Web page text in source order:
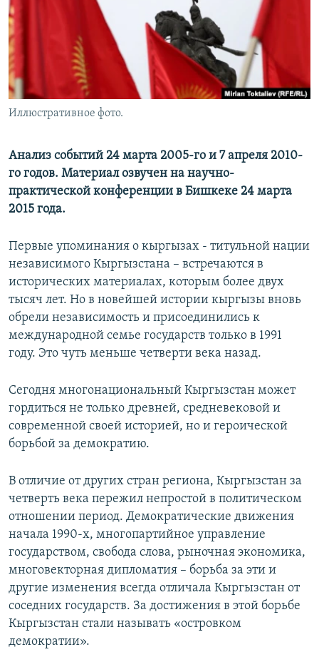
Иллюстративное фото.
Анализ событий 24 марта 2005-го и 7 апреля 2010-
го годов. Материал озвучен на научно-
практической конференции в Бишкеке 24 марта
2015 года.
Первые упоминания о кыргызах - титульной нации
независимого Кыргызстана – встречаются в
исторических материалах, которым более двух
тысяч лет. Но в новейшей истории кыргызы вновь
обрели независимость и присоединились к
международной семье государств только в 1991
году. Это чуть меньше четверти века назад.
Сегодня многонациональный Кыргызстан может
гордиться не только древней, средневековой и
современной своей историей, но и героической
борьбой за демократию.
В отличие от других стран региона, Кыргызстан за
четверть века пережил непростой в политическом
отношении период. Демократические движения
начала 1990-х, многопартийное управление
государством, свобода слова, рыночная экономика,
многовекторная дипломатия – борьба за эти и
другие изменения всегда отличала Кыргызстан от
соседних государств. За достижения в этой борьбе
Кыргызстан стали называть «островком
демократии».